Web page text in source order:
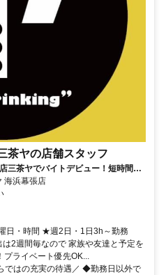
茶ヤの店舗スタッフ
三茶ヤでバイトデビュー！短時間
海浜幕張店
日・時間 ★週2日・1日3h～勤務
2週間毎なので 家族や友達と予定を
ライベート優先OK...
ではの充実の待遇／ ◆勤務日以外で